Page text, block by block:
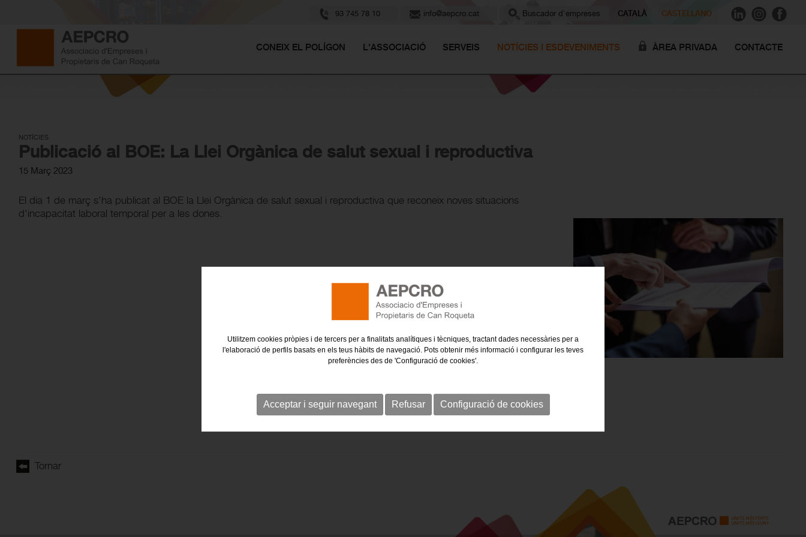
93 745 78 10 info@aepcro.cat Buscador d'empreses CATALÀ CASTELLANO
CONEIX EL POLÍGON L'ASSOCIACIÓ SERVEIS NOTÍCIES I ESDEVENIMENTS ÀREA PRIVADA CONTACTE
NOTÍCIES
Publicació al BOE: La Llei Orgànica de salut sexual i reproductiva
15 Març 2023
El dia 1 de març s'ha publicat al BOE la Llei Orgànica de salut sexual i reproductiva que reconeix noves situacions
d'incapacitat laboral temporal per a les dones.
Tornar
Utilitzem cookies pròpies i de tercers per a finalitats analítiques i tècniques, tractant dades necessàries per a
l'elaboració de perfils basats en els teus hàbits de navegació. Pots obtenir més informació i configurar les teves
preferències des de 'Configuració de cookies'.
Acceptar i seguir navegant Refusar Configuració de cookies